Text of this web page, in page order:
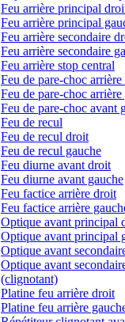
Feu arrière principal
Feu arrière principal
Feu arrière secondaire
Feu arrière secondaire
Feu arrière stop central
Feu de pare-choc
Feu de pare-choc arrière
Feu de pare-choc avant
Feu de recul
Feu de recul droit
Feu de recul gauche
Feu diurne avant droit
Feu diurne avant gauche
Feu factice arrière droit
Feu factice arrière
Optique avant principal
Optique avant principal
Optique avant
Optique avant
(clignotant)
Platine feu arrière droit
Platine feu arrière